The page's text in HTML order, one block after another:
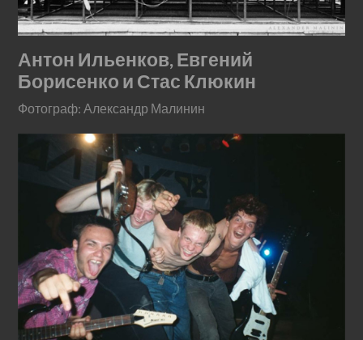
Антон Ильенков, Евгений
Борисенко и Стас Клюкин
Фотограф: Александр Малинин